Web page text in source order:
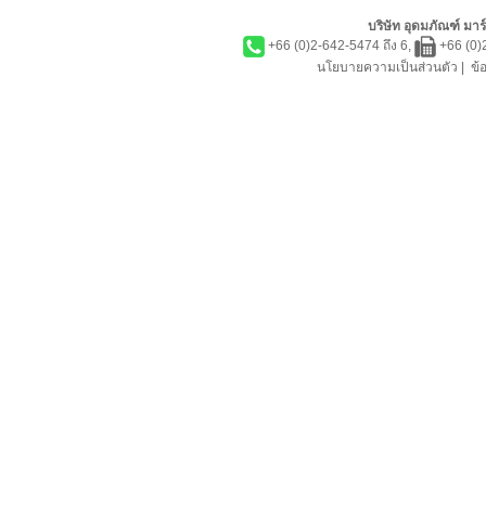
บริษัท อุดมภัณฑ์ มาร์
+66 (0)2-642-5474 ถึง 6,
+66
นโยบายความเป็นส่วนตัว
ข้